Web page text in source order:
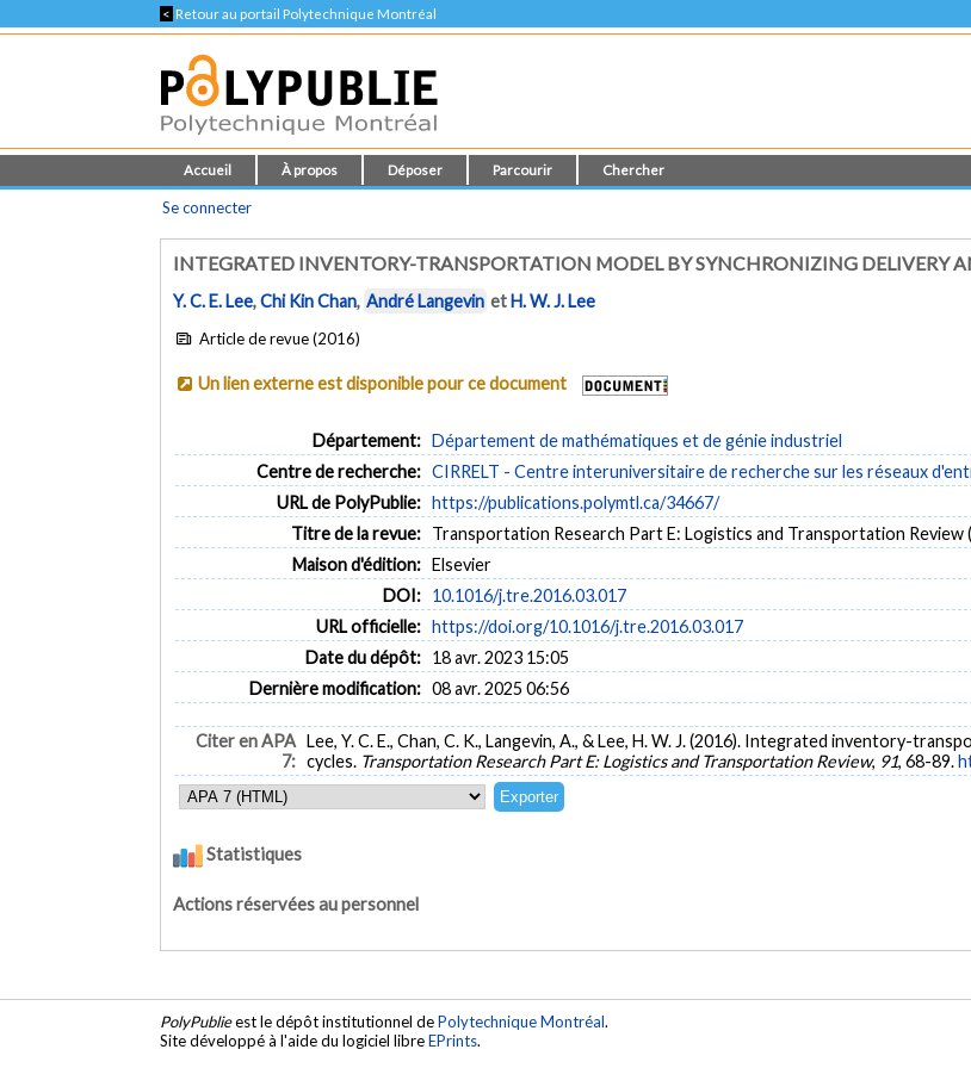
< Retour au portail Polytechnique Montréal
Accueil À propos Déposer Parcourir Chercher
Se connecter
INTEGRATED INVENTORY-TRANSPORTATION MODEL BY SYNCHRONIZING DELIVERY
Y. C. E. Lee,Chi Kin Chan, André Langevin etH. W. J. Lee
Article de revue (2016)
Un lien externe est disponible pour ce document
Département: Département de mathématiques et de génie industriel
Centre de recherche: CIRRELT - Centre interuniversitaire de recherche sur les réseaux
URL de PolyPublie: https://publications.polymtl.ca/34667/
Titre de la revue: Transportation Research Part E: Logistics and Transportation Review
Maison d'édition: Elsevier
DOI: 10.1016/j.tre.2016.03.017
URL officielle: https://doi.org/10.1016/j.tre.2016.03.017
Date du dépôt: 18 avr. 2023 15:05
Dernière modification: 08 avr. 2025 06:56
Citer en APA
7:
Lee, Y. C. E., Chan, C. K., Langevin, A., & Lee, H. W. J. (2016). Integrated inventory-
cycles. Transportation Research Part E: Logistics and Transportation Review, 91, 68-89.
Statistiques
Actions réservées au personnel
PolyPublieest le dépôt institutionnel dePolytechnique Montréal.
Site développé à l'aide du logiciel libreEPrints.